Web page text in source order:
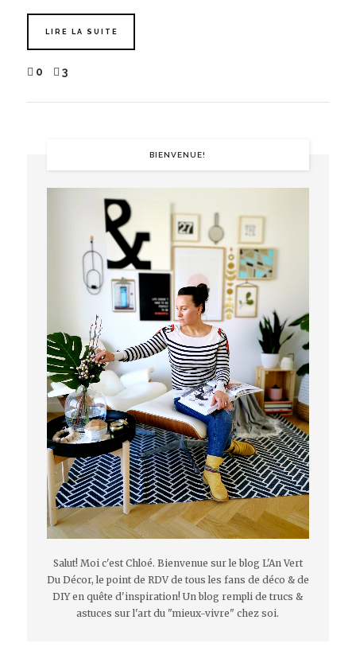
LIRE LA SUITE
0 3
BIENVENUE!
Salut! Moi c'est Chloé. Bienvenue sur le blog L'An Vert
Du Décor, le point de RDV de tous les fans de déco & de
DIY en quête d'inspiration! Un blog rempli de trucs &
astuces sur l'art du "mieux-vivre" chez soi.